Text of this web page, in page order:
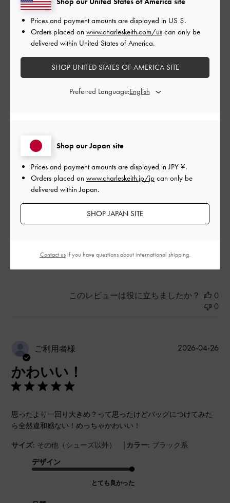
ご利用者様
鞄と一緒に購入
鞄につける用で購入しました。
サイズ: その他（シューズ以外）
デザイン
とても良かった
2026-06-19
このレビューは役に立ちましたか？
0
0
ご利用者様
かわいい！
思ったより一回り大きめ？って思ったけどバッグにつけてみた
ら全然違和感ない！めっちゃかわいい！
サイズ: その他（シューズ以外） | カラー: ブラック系
デザイン
とても良かった
公
2026-04-26
Shop our Japan site
Prices and payment amounts are displayed inJPY ¥.
Orders placed on www.charleskeith.jp/jp can only be
delivered within Japan.
SHOP JAPAN SITE
Prices and payment amounts are displayed in US $.
Orders placed on www.charleskeith.com/us can only be
delivered within United States of America.
SHOP UNITED STATES OF AMERICA SITE
Preferred Language:
Contact usif you have questions about international shipping.